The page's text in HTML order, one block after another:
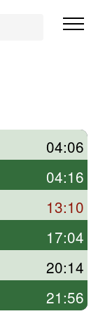
04:06
04:16
13:10
17:04
20:14
21:56